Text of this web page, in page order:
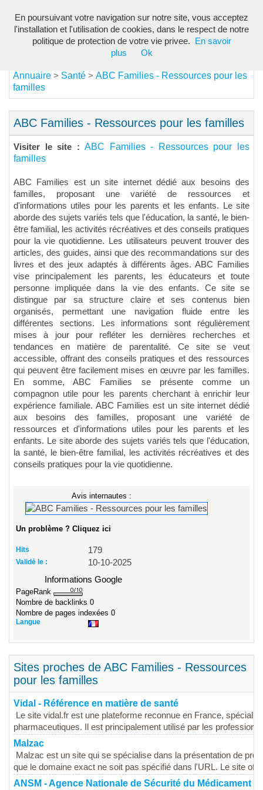
Annuaire > Santé > ABC Families - Ressources pour les
familles
ABC Families - Ressources pour les familles
Visiter le site :ABC Families - Ressources pour les
familles
ABC Families est un site internet dédié aux besoins des
familles, proposant une variété de ressources et
d'informations utiles pour les parents et les enfants. Le site
aborde des sujets variés tels que l'éducation, la santé, le bien-
être familial, les activités récréatives et des conseils pratiques
pour la vie quotidienne. Les utilisateurs peuvent trouver des
articles, des guides, ainsi que des recommandations sur des
livres et des jeux adaptés à différents âges. ABC Families
vise principalement les parents, les éducateurs et toute
personne impliquée dans la vie des enfants. Ce site se
distingue par sa structure claire et ses contenus bien
organisés, permettant une navigation fluide entre les
différentes sections. Les informations sont régulièrement
mises à jour pour refléter les dernières recherches et
tendances en matière de parentalité. Ce site se veut
accessible, offrant des conseils pratiques et des ressources
qui peuvent être facilement mises en œuvre par les familles.
En somme, ABC Families se présente comme un
compagnon utile pour les parents cherchant à enrichir leur
expérience familiale. ABC Families est un site internet dédié
aux besoins des familles, proposant une variété de
ressources et d'informations utiles pour les parents et les
enfants. Le site aborde des sujets variés tels que l'éducation,
la santé, le bien-être familial, les activités récréatives et des
conseils pratiques pour la vie quotidienne.
Avis internautes :
Un problème ? Cliquez ici
Hits 179
Validé le :
10-10-2025
Informations Google
PageRank
Nombre de backlinks 0
Nombre de pages indexées 0
Langue
Sites proches de ABC Families - Ressources
pour les familles
Vidal - Référence en matière de santé
Le site vidal.fr est une plateforme reconnue en France,
pharmaceutiques. Il est principalement utilisé par les
Malzac
Malzac est un site qui se spécialise dans la présentation de
que le domaine exact ne soit pas spécifié dans l'URL. Le site
ANSM - Agence Nationale de Sécurité du Médicament
En poursuivant votre navigation sur notre site, vous acceptez
l'installation et l'utilisation de cookies, dans le respect de notre
politique de protection de votre vie privee.
En savoir
plus
Ok